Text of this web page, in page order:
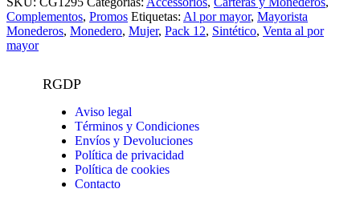
Complementos, Promos Etiquetas: Al por mayor, Mayorista
Monederos, Monedero, Mujer, Pack 12, Sintético, Venta al por
mayor
RGDP
Aviso legal
Términos y Condiciones
Envíos y Devoluciones
Política de privacidad
Política de cookies
Contacto